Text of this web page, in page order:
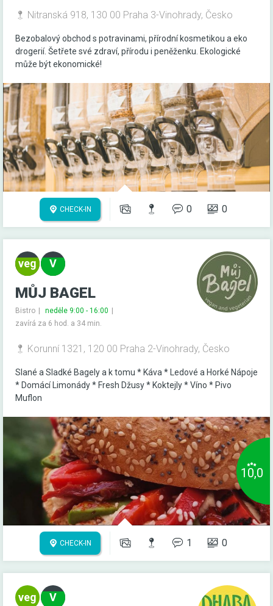
Nitranská 918, 130 00 Praha 3-Vinohrady, Česko
Bezobalový obchod s potravinami, přírodní kosmetikou a eko
drogerií. Šetřete své zdraví, přírodu i peněženku. Ekologické
může být ekonomické!
CHECK-IN 0 0
MŮJ BAGEL
Bistro
neděle 9:00 - 16:00
zavírá za 6 hod. a 34 min.
Korunní 1321, 120 00 Praha 2-Vinohrady, Česko
Slané a Sladké Bagely a k tomu * Káva * Ledové a Horké Nápoje
* Domácí Limonády * Fresh Džusy * Koktejly * Víno * Pivo
Muflon
10,0
CHECK-IN 1 0